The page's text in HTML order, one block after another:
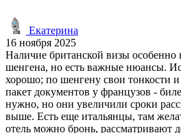
Екатерина
16 ноября 2025
Наличие британской визы особенно
шенгена, но есть важные нюансы.
хорошо; по шенгену свои тонкости
пакет документов у французов -
нужно, но они увеличили сроки
выше. Есть еще итальянцы, там
отель можно бронь, рассматривают